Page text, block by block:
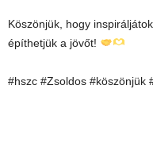
Köszönjük, hogy
építhetjük a jövőt!
#hszc #Zsoldos #köszönjük